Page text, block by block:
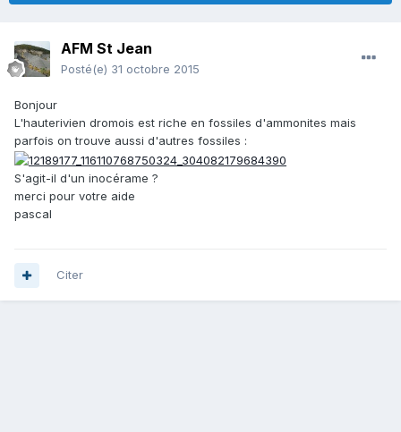
AFM St Jean
Posté(e) 31 octobre 2015
Bonjour
L'hauterivien dromois est riche en fossiles d'ammonites mais
parfois on trouve aussi d'autres fossiles :
S'agit-il d'un inocérame ?
merci pour votre aide
pascal
Citer